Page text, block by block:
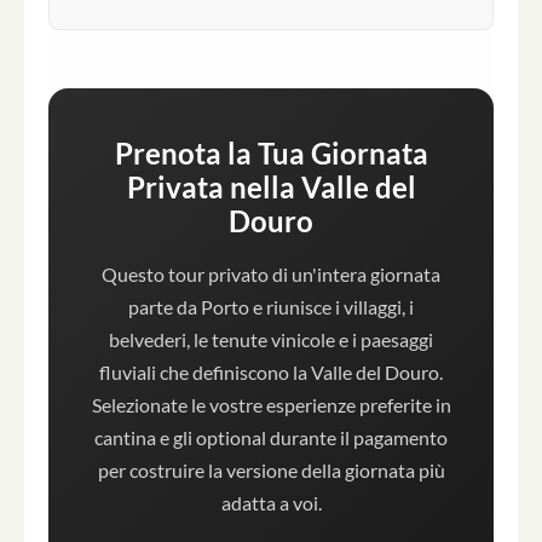
Prenota la Tua Giornata
Privata nella Valle del
Douro
Questo tour privato di un'intera giornata
parte da Porto e riunisce i villaggi, i
belvederi, le tenute vinicole e i paesaggi
fluviali che definiscono la Valle del Douro.
Selezionate le vostre esperienze preferite in
cantina e gli optional durante il pagamento
per costruire la versione della giornata più
adatta a voi.